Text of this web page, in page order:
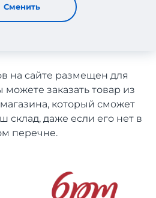
Сменить
доставкой в
на сайте размещен для
заказать товар из
который сможет
склад, даже если его нет в
перечне.